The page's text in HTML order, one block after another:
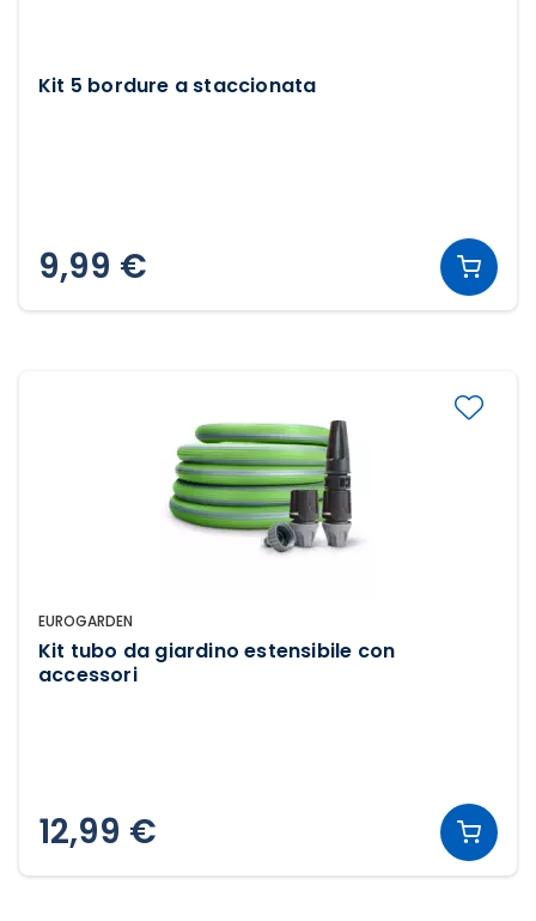
Kit 5 bordure a staccionata
9,99 €
EUROGARDEN
Kit tubo da giardino estensibile con
accessori
12,99 €